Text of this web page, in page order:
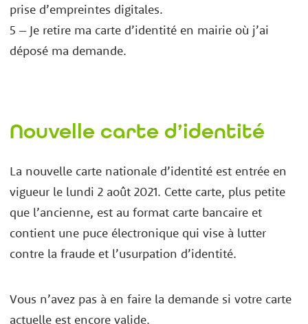
prise d’empreintes digitales.
5 – Je retire ma carte d’identité en mairie où j’ai
déposé ma demande.
Nouvelle carte d’identité
La nouvelle carte nationale d’identité est entrée en
vigueur le lundi 2 août 2021. Cette carte, plus petite
que l’ancienne, est au format carte bancaire et
contient une puce électronique qui vise à lutter
contre la fraude et l’usurpation d’identité.
Vous n’avez pas à en faire la demande si votre carte
actuelle est encore valide.